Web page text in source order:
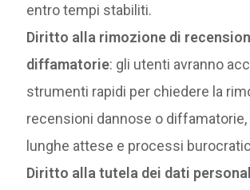
entro tempi stabiliti.
Diritto alla rimozione di
diffamatorie: gli utenti avranno
strumenti rapidi per chiedere la
recensioni dannose o
lunghe attese e processi
Diritto alla tutela dei dati